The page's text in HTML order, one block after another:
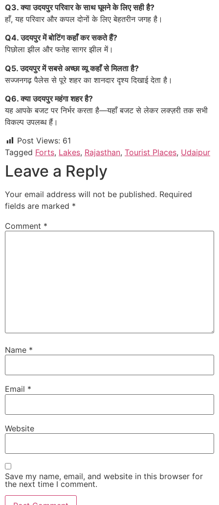
Q3. क्या उदयपुर परिवार के साथ घूमने के लिए सही है?
हाँ, यह परिवार और कपल दोनों के लिए बेहतरीन जगह है।
Q4. उदयपुर में बोटिंग कहाँ कर सकते हैं?
पिछोला झील और फतेह सागर झील में।
Q5. उदयपुर में सबसे अच्छा व्यू कहाँ से मिलता है?
सज्जनगढ़ पैलेस से पूरे शहर का शानदार दृश्य दिखाई देता है।
Q6. क्या उदयपुर महंगा शहर है?
यह आपके बजट पर निर्भर करता है—यहाँ बजट से लेकर लक्ज़री तक सभी
विकल्प उपलब्ध हैं।
Post Views: 61
Tagged Forts, Lakes, Rajasthan, Tourist Places, Udaipur
Leave a Reply
Your email address will not be published. Required
fields are marked *
Comment *
Name *
Email *
Website
Save my name, email, and website in this browser for
the next time I comment.